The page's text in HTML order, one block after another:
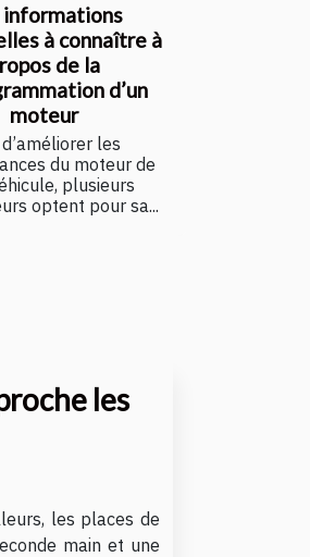
informations
à connaître à
de la
d’un
moteur
les
du moteur de
plusieurs
optent pour sa...
les
les places de
main et une